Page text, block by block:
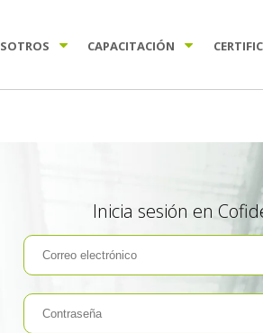
CAPACITACIÓN
Inicia sesión en